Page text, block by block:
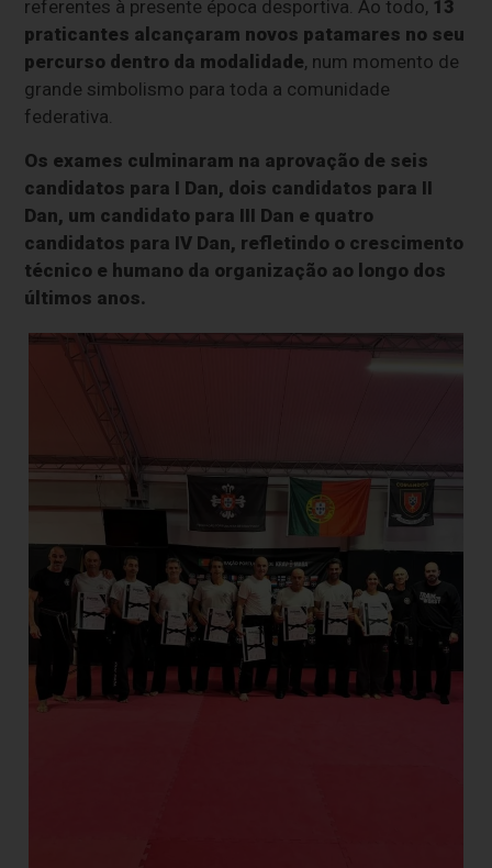
referentes à presente época desportiva. Ao todo, 13
praticantes alcançaram novos patamares no seu
percurso dentro da modalidade, num momento de
grande simbolismo para toda a comunidade
federativa.
Os exames culminaram na aprovação de seis
candidatos para I Dan, dois candidatos para II
Dan, um candidato para III Dan e quatro
candidatos para IV Dan, refletindo o crescimento
técnico e humano da organização ao longo dos
últimos anos.